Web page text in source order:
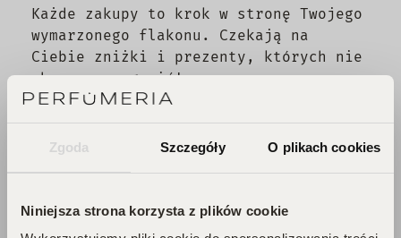
Zgoda Szczegóły O plikach cookies
Niniejsza strona korzysta z plików cookie
Każde zakupy to krok w stronę Twojego
wymarzonego flakonu. Czekają na
Ciebie zniżki i prezenty, których nie
chcesz przegapić!
Zbieraj punkty, odkrywaj emocje,